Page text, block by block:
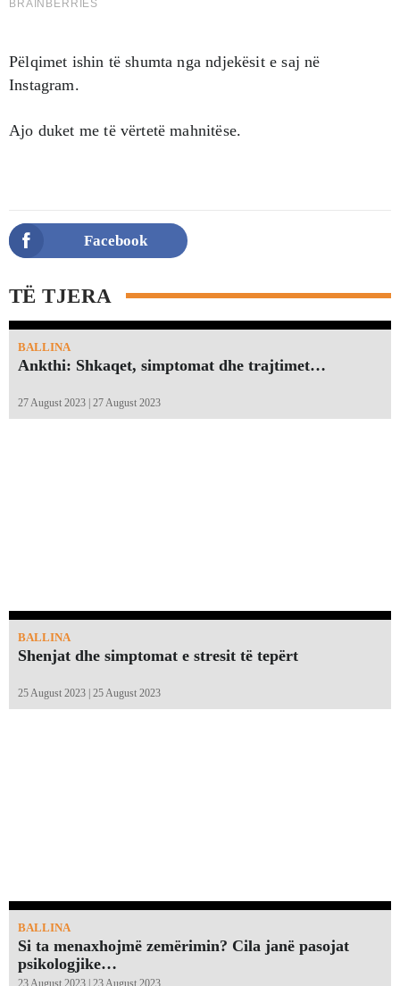
Pëlqimet ishin të shumta nga ndjekësit e saj në
Instagram.
Ajo duket me të vërtetë mahnitëse.
Facebook
TË TJERA
BALLINA
Ankthi: Shkaqet, simptomat dhe trajtimet…
27 August 2023 | 27 August 2023
BALLINA
Shenjat dhe simptomat e stresit të tepërt
25 August 2023 | 25 August 2023
BALLINA
Si ta menaxhojmë zemërimin? Cila janë pasojat
psikologjike…
23 August 2023 | 23 August 2023